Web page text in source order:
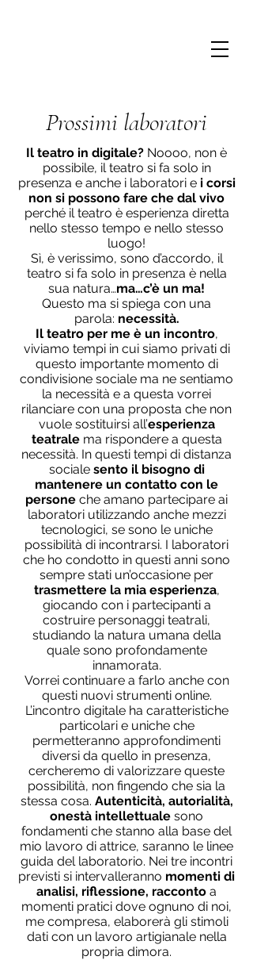
Prossimi laboratori
Il teatro in digitale? Noooo, non è
possibile, il teatro si fa solo in
presenza e anche i laboratori e i corsi
non si possono fare che dal vivo
perché il teatro è esperienza diretta
nello stesso tempo e nello stesso
luogo!
Sì, è verissimo, sono d’accordo, il
teatro si fa solo in presenza è nella
sua natura…ma…c’è un ma!
Questo ma si spiega con una
parola: necessità.
Il teatro per me è un incontro,
viviamo tempi in cui siamo privati di
questo importante momento di
condivisione sociale ma ne sentiamo
la necessità e a questa vorrei
rilanciare con una proposta che non
vuole sostituirsi all’esperienza
teatrale ma rispondere a questa
necessità. In questi tempi di distanza
sociale sento il bisogno di
mantenere un contatto con le
persone che amano partecipare ai
laboratori utilizzando anche mezzi
tecnologici, se sono le uniche
possibilità di incontrarsi. I laboratori
che ho condotto in questi anni sono
sempre stati un’occasione per
trasmettere la mia esperienza,
giocando con i partecipanti a
costruire personaggi teatrali,
studiando la natura umana della
quale sono profondamente
innamorata.
Vorrei continuare a farlo anche con
questi nuovi strumenti online.
L’incontro digitale ha caratteristiche
particolari e uniche che
permetteranno approfondimenti
diversi da quello in presenza,
cercheremo di valorizzare queste
possibilità, non fingendo che sia la
stessa cosa. Autenticità, autorialità,
onestà intellettuale sono
fondamenti che stanno alla base del
mio lavoro di attrice, saranno le linee
guida del laboratorio. Nei tre incontri
previsti si intervalleranno momenti di
analisi, riflessione, racconto a
momenti pratici dove ognuno di noi,
me compresa, elaborerà gli stimoli
dati con un lavoro artigianale nella
propria dimora.